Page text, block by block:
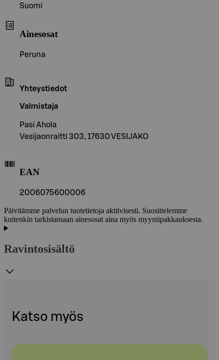
Suomi
Ainesosat
Peruna
Yhteystiedot
Valmistaja
Pasi Ahola
Vesijaonraitti 303, 17630 VESIJAKO
EAN
2006075600006
Päivitämme palvelun tuotetietoja aktiivisesti. Suosittelemme
kuitenkin tarkistamaan ainesosat aina myös myyntipakkauksesta.
Ravintosisältö
Katso myös